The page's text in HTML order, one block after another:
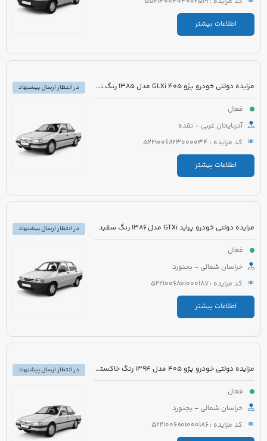
اطلاعات بیشتر
مزایده دولتی خودرو پژو 405 GLXi مدل 1385 رنگ نقره ای
فعال
آذربایجان غربی - نقده
کد مزایده : 5221006823000034
اطلاعات بیشتر
در انتظار ارسال پیشنهاد
مزایده دولتی خودرو پراید GTXi مدل 1386 رنگ سفید
فعال
خراسان شمالی - بجنورد
کد مزایده : 5221006801000187
اطلاعات بیشتر
در انتظار ارسال پیشنهاد
مزایده دولتی خودرو پژو 405 مدل 1394 رنگ خاکستری
فعال
خراسان شمالی - بجنورد
کد مزایده : 5221006801000186
در انتظار ارسال پیشنهاد